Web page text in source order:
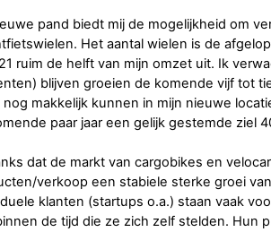
pand biedt mij de mogelijkheid om
Het aantal wielen is de
ruim de helft van mijn omzet uit. Ik
blijven groeien de komende vijf tot
nog makkelijk kunnen in mijn nieuwe
paar jaar een gelijk gestemde ziel
dat de markt van cargobikes en
verkoop een stabiele sterke groei
klanten (startups o.a.) staan vaak
de tijd die ze zich zelf stelden. Hun